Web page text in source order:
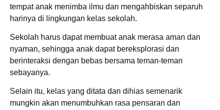
tempat anak menimba ilmu dan mengahbiskan separuh
harinya di lingkungan kelas sekolah.
Sekolah harus dapat membuat anak merasa aman dan
nyaman, sehingga anak dapat bereksplorasi dan
berinteraksi dengan bebas bersama teman-teman
sebayanya.
Selain itu, kelas yang ditata dan dihias semenarik
mungkin akan menumbuhkan rasa pensaran dan